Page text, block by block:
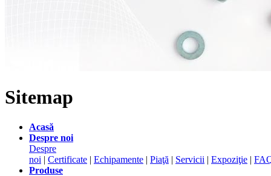
Sitemap
Acasă
Despre noi
Despre
noi | Certificate | Echipamente | Piaţă | Servicii | Expoziţie |
Produse